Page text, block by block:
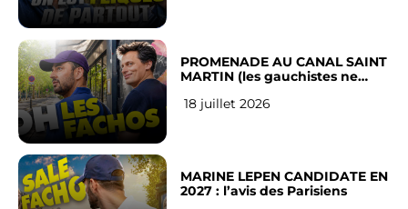
PROMENADE AU CANAL SAINT
MARTIN (les gauchistes ne
18 juillet 2026
MARINE LEPEN CANDIDATE EN
2027 : l’avis des Parisiens